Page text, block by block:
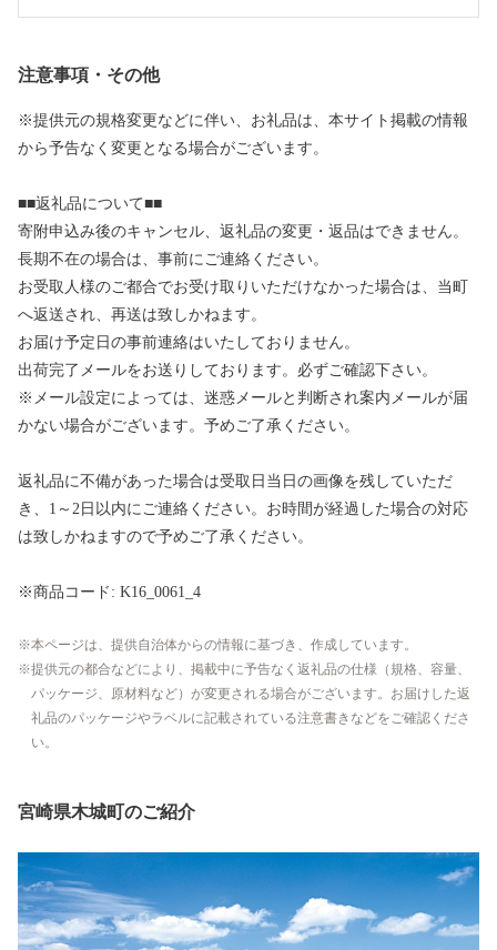
注意事項・その他
※提供元の規格変更などに伴い、お礼品は、本サイト掲載の情報
から予告なく変更となる場合がございます。
■■返礼品について■■
寄附申込み後のキャンセル、返礼品の変更・返品はできません。
長期不在の場合は、事前にご連絡ください。
お受取人様のご都合でお受け取りいただけなかった場合は、当町
へ返送され、再送は致しかねます。
お届け予定日の事前連絡はいたしておりません。
出荷完了メールをお送りしております。必ずご確認下さい。
※メール設定によっては、迷惑メールと判断され案内メールが届
かない場合がございます。予めご了承ください。
返礼品に不備があった場合は受取日当日の画像を残していただ
き、1～2日以内にご連絡ください。お時間が経過した場合の対応
は致しかねますので予めご了承ください。
※商品コード: K16_0061_4
本ページは、提供自治体からの情報に基づき、作成しています。
提供元の都合などにより、掲載中に予告なく返礼品の仕様（規格、容量、
パッケージ、原材料など）が変更される場合がございます。お届けした返
礼品のパッケージやラベルに記載されている注意書きなどをご確認くださ
い。
宮崎県木城町のご紹介